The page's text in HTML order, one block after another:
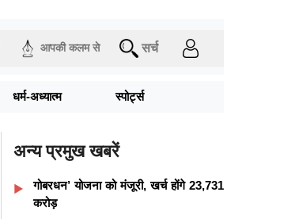
आपकी कलम से सर्च
धर्म-अध्यात्म स्पोर्ट्स
अन्य प्रमुख खबरें
गोबरधन’ योजना को मंजूरी, खर्च होंगे 23,731
करोड़